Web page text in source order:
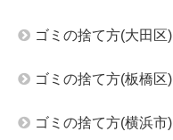
ゴミの捨て方(大田区)
ゴミの捨て方(板橋区)
ゴミの捨て方(横浜市)